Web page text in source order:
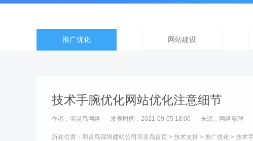
推广优化 网站建设
技术手腕优化网站优化注意细节
作者：羽灵鸟网络 发表时间：2021-09-05 18:00 来源：网络整理
所在位置：羽灵鸟深圳建站公司 羽灵鸟首页 > 技术支持 > 推广优化 > 技术